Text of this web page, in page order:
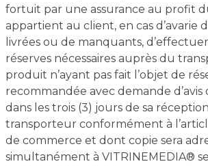
fortuit par une assurance au profit
appartient au client, en cas d’avarie
livrées ou de manquants,
réserves nécessaires auprès du
produit n’ayant pas fait l’objet de
recommandée avec demande
dans les trois (3) jours de sa
transporteur conformément à
de commerce et dont copie sera
simultanément à VITRINEMEDIA®